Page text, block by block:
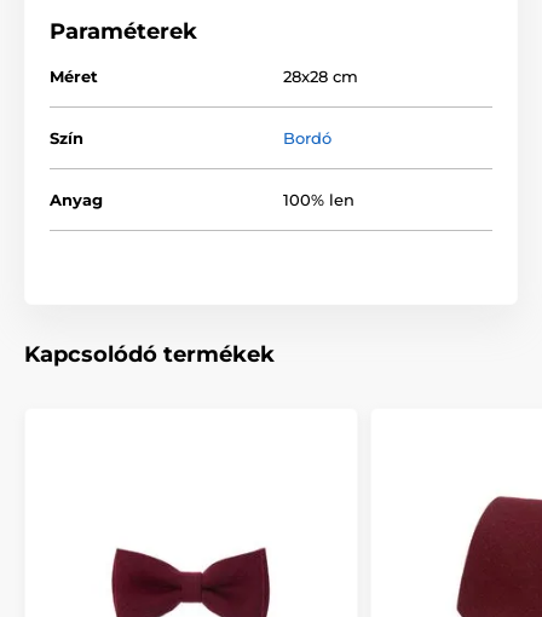
Paraméterek
Méret 28x28 cm
Szín Bordó
Anyag 100% len
Kapcsolódó termékek